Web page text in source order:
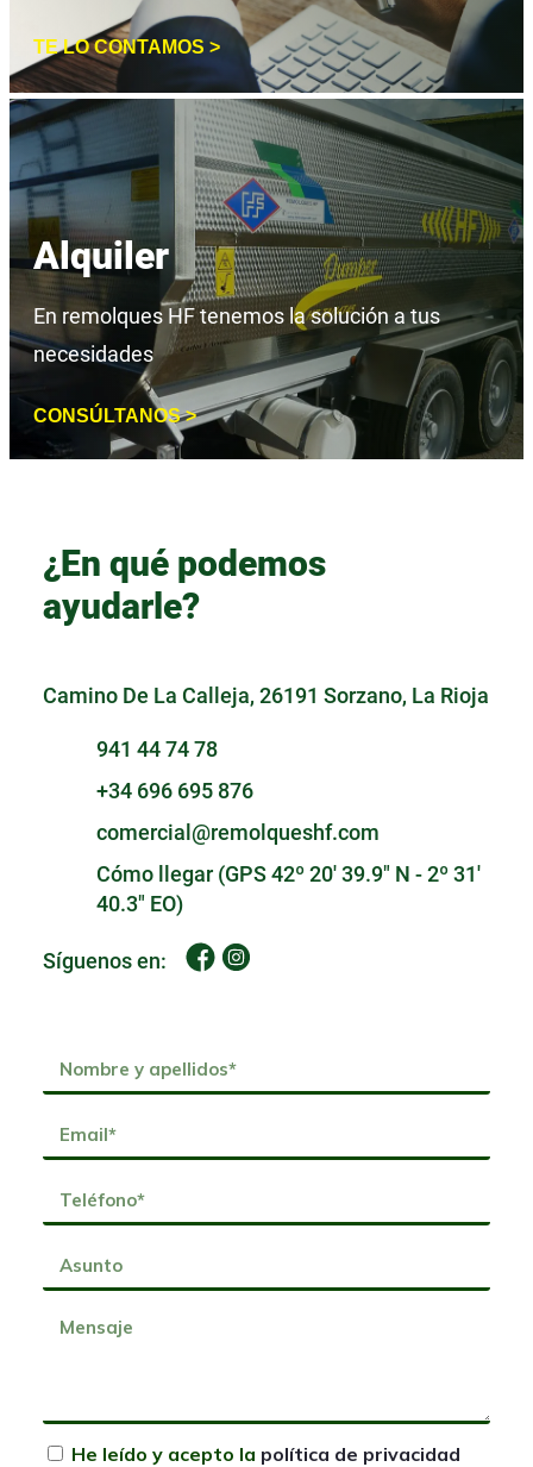
TE LO CONTAMOS >
Alquiler
En remolques HF tenemos la solución a tus
necesidades
CONSÚLTANOS >
¿En qué podemos
ayudarle?
Camino De La Calleja, 26191 Sorzano, La Rioja
941 44 74 78
+34 696 695 876
comercial@remolqueshf.com
Cómo llegar (GPS 42º 20' 39.9" N - 2º 31'
40.3" EO)
Síguenos en:
He leído y acepto la política de privacidad